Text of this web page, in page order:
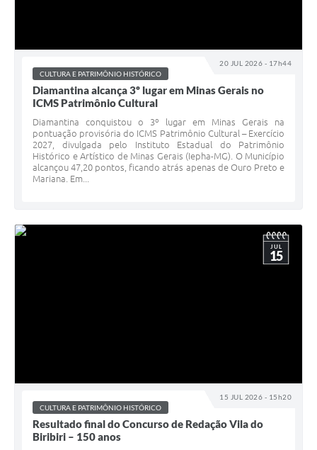
20 JUL 2026 - 17h44
CULTURA E PATRIMÔNIO HISTÓRICO
Diamantina alcança 3º lugar em Minas Gerais no
ICMS Patrimônio Cultural
Diamantina conquistou o 3º lugar em Minas Gerais na
pontuação provisória do ICMS Patrimônio Cultural – Exercício
2027, divulgada pelo Instituto Estadual do Patrimônio
Histórico e Artístico de Minas Gerais (Iepha-MG). O Município
alcançou 47,20 pontos, ficando atrás apenas de Ouro Preto e
Mariana. Em...
15 JUL 2026 - 15h20
JUL
15
CULTURA E PATRIMÔNIO HISTÓRICO
Resultado final do Concurso de Redação Vila do
Biribiri – 150 anos